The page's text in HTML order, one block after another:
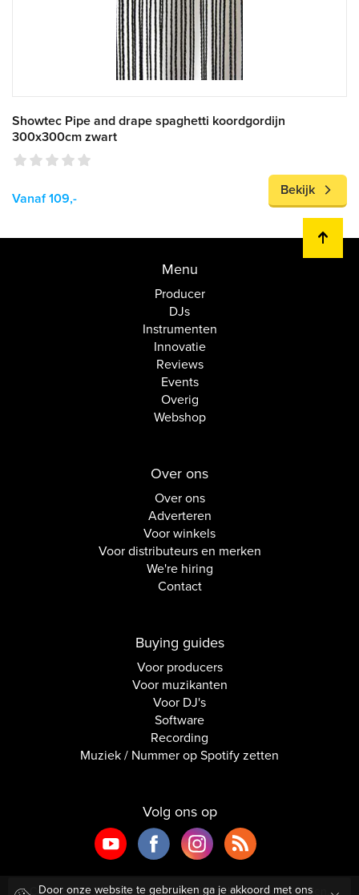
Door onze website te gebruiken ga je akkoord met ons
Showtec Pipe and drape spaghetti koordgordijn
300x300cm zwart
Vanaf 109,-
Bekijk
Menu
Producer
DJs
Instrumenten
Innovatie
Reviews
Events
Overig
Webshop
Over ons
Over ons
Adverteren
Voor winkels
Voor distributeurs en merken
We're hiring
Contact
Buying guides
Voor producers
Voor muzikanten
Voor DJ's
Software
Recording
Muziek / Nummer op Spotify zetten
Volg ons op
Copyright © 2026 Inside Audio. Alle rechten voorbehouden.